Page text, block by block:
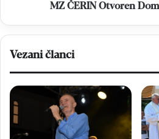
MZ ČERIN Otvoren
Vezani članci